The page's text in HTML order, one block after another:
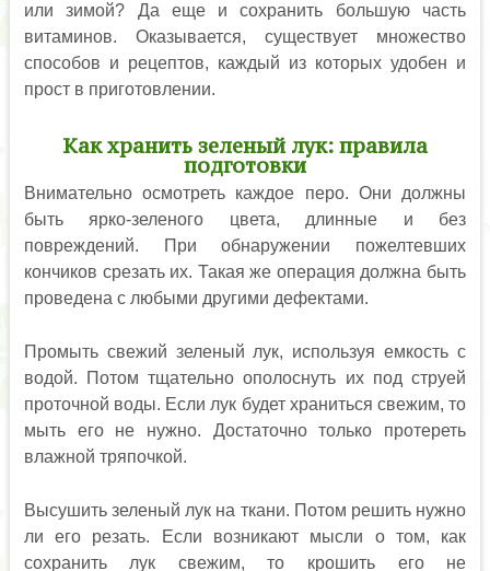
или зимой? Да еще и сохранить большую часть
витаминов. Оказывается, существует множество
способов и рецептов, каждый из которых удобен и
прост в приготовлении.
Как хранить зеленый лук: правила
подготовки
Внимательно осмотреть каждое перо. Они должны
быть ярко-зеленого цвета, длинные и без
повреждений. При обнаружении пожелтевших
кончиков срезать их. Такая же операция должна быть
проведена с любыми другими дефектами.
Промыть свежий зеленый лук, используя емкость с
водой. Потом тщательно ополоснуть их под струей
проточной воды. Если лук будет храниться свежим, то
мыть его не нужно. Достаточно только протереть
влажной тряпочкой.
Высушить зеленый лук на ткани. Потом решить нужно
ли его резать. Если возникают мысли о том, как
сохранить лук свежим, то крошить его не